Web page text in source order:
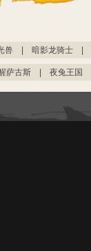
兽 暗影龙骑士
萨古斯 夜兔王国